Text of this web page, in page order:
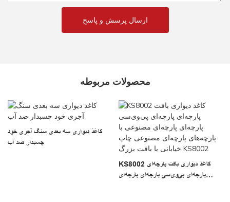
ارسال پرسش و پاسخ
محصولات مربوطه
کاغذ دیواری سه بعدی سنگ آجری خود
چسبدار ضد آب
KS8002 کاغذ دیواری بافت پارچه‌ای
پارچه‌ای پی‌وی‌سی پارچه‌ای پارچه‌ای